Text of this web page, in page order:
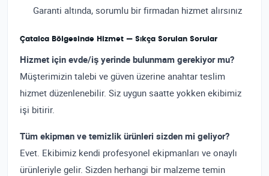
Garanti altında, sorumlu bir firmadan hizmet alırsınız
Çatalca Bölgesinde Hizmet — Sıkça Sorulan Sorular
Hizmet için evde/iş yerinde bulunmam gerekiyor mu?
Müşterimizin talebi ve güven üzerine anahtar teslim
hizmet düzenlenebilir. Siz uygun saatte yokken ekibimiz
işi bitirir.
Tüm ekipman ve temizlik ürünleri sizden mi geliyor?
Evet. Ekibimiz kendi profesyonel ekipmanları ve onaylı
ürünleriyle gelir. Sizden herhangi bir malzeme temin